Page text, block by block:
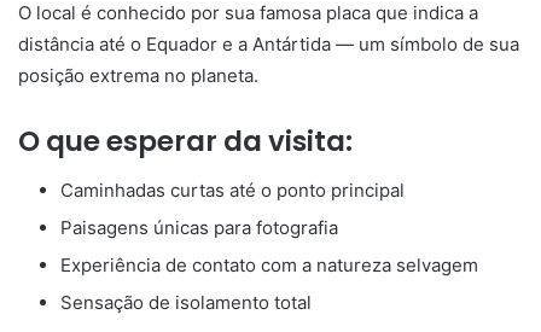
O local é conhecido por sua famosa placa que indica a
distância até o Equador e a Antártida — um símbolo de sua
posição extrema no planeta.
O que esperar da visita:
Caminhadas curtas até o ponto principal
Paisagens únicas para fotografia
Experiência de contato com a natureza selvagem
Sensação de isolamento total